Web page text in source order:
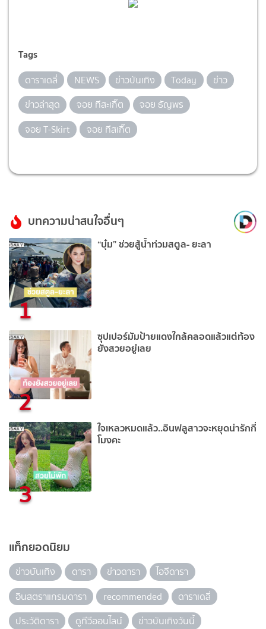
Tags
ดาราเดลี่ NEWS ข่าวบันเทิง Today
ข่าว
ข่าวล่าสุด
จอย ทีสะเกิ๊ต
จอย ธัญพร
จอย T-Skirt
จอย ทีสเกิ๊ต
บทความน่าสนใจอื่นๆ
1
“บุ๋ม” ช่วยสู้น้ำท่วมสตูล- ยะลา
2
ซุปเปอร์มัมป้ายแดงใกล้คลอดแล้วแต่ท้อง
ยังสวยอยู่เลย
3
ใจเหลวหมดแล้ว..อินฟลูสาวจะหยุดน่ารักกี่
โมงคะ
แท็กยอดนิยม
ข่าวบันเทิง ดารา ข่าวดารา
ไอจีดารา
อินสตราแกรมดารา
recommended
ดาราเดลี่
ประวัติดารา
ดูทีวีออนไลน์ ข่าวบันเทิงวันนี้